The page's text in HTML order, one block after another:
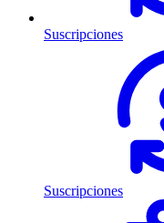
Suscripciones
Suscripciones